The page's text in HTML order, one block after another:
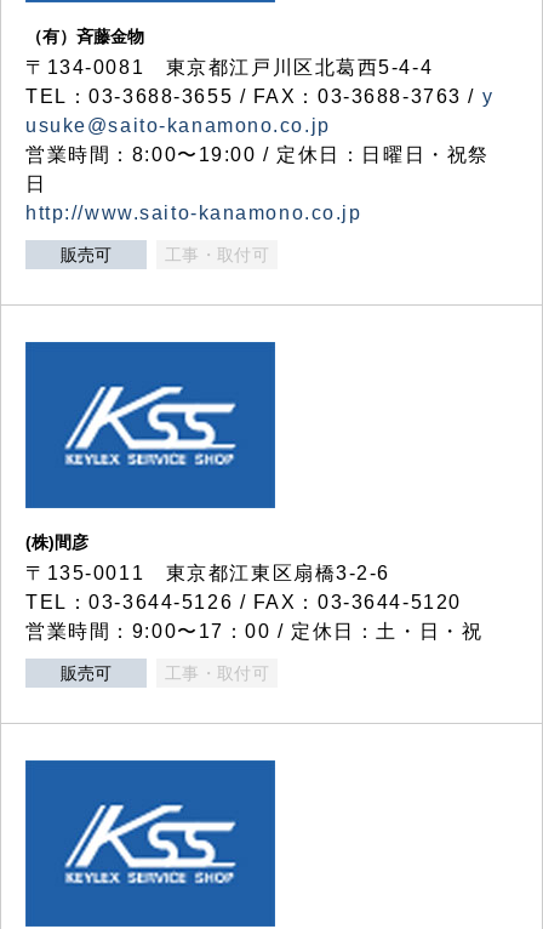
（有）斉藤金物
〒134-0081 東京都江戸川区北葛西5-4-4
TEL：03-3688-3655 / FAX：03-3688-3763 / y
usuke@saito-kanamono.co.jp
営業時間：8:00〜19:00 / 定休日：日曜日・祝祭
日
http://www.saito-kanamono.co.jp
販売可 工事・取付可
(株)間彦
〒135-0011 東京都江東区扇橋3-2-6
TEL：03-3644-5126 / FAX：03-3644-5120
営業時間：9:00〜17：00 / 定休日：土・日・祝
販売可 工事・取付可